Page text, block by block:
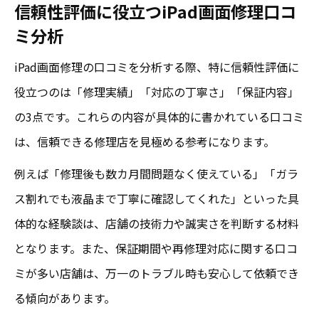
信頼性評価に役立つiPad画面修理口コ
ミ分析
iPad画面修理の口コミを分析する際、特に信頼性評価に
役立つのは「修理実績」「対応の丁寧さ」「保証内容」
の3点です。これらの内容が具体的に書かれている口コミ
は、信頼できる修理店を見極める参考になります。
例えば「修理後も数カ月間問題なく使えている」「ガラ
ス割れでも液晶まで丁寧に確認してくれた」といった具
体的な経験談は、店舗の技術力や誠実さを判断する材料
となります。また、保証期間や再修理対応に関する口コ
ミが多い店舗は、万一のトラブル時も安心して依頼でき
る傾向があります。